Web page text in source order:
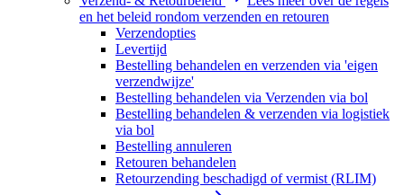
en het beleid rondom verzenden en retouren
Verzendopties
Levertijd
Bestelling behandelen en verzenden via 'eigen
verzendwijze'
Bestelling behandelen via Verzenden via bol
Bestelling behandelen & verzenden via logistiek
via bol
Bestelling annuleren
Retouren behandelen
Retourzending beschadigd of vermist (RLIM)